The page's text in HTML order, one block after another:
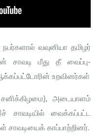
வவுனியா தமிழர்
சாவடி மீது தீ வைப்பு-
உறவினர்கள்
சனிக்கிழமை), அடையாளம்
சாவடியில் வைக்கப்பட்ட
சாவடியைக் காப்பாற்றினர்.